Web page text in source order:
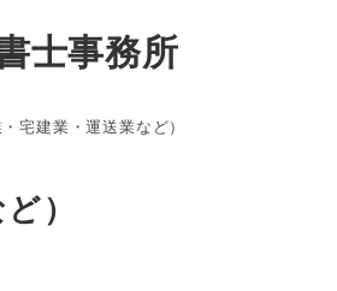
士事務所
宅建業・運送業など）
）